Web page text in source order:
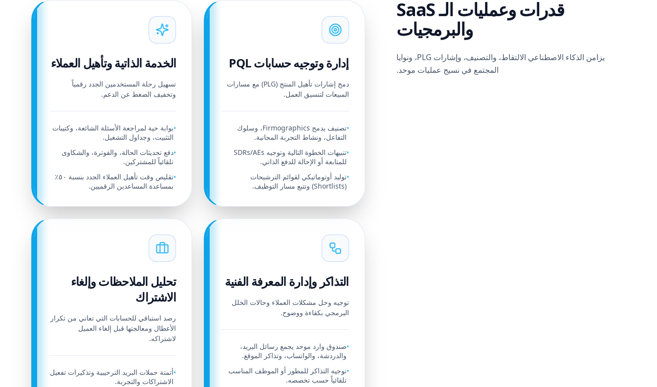
قدرات وعمليات الـ SaaS
والبرمجيات
يزامن الذكاء الاصطناعي الالتقاط، والتصنيف، وإشارات PLG، ونوايا
المجتمع في نسيج عمليات موحد.
إدارة وتوجيه حسابات PQL
دمج إشارات تأهيل المنتج (PLG) مع مسارات
المبيعات لتنسيق العمل.
•
تصنيف يدمج Firmographics، وسلوك
التفاعل، ونشاط التجربة المجانية.
•
تنبيهات الخطوة التالية وتوجيه SDRs/AEs
للمتابعة أو الإحالة للدفع الذاتي.
•توليد أوتوماتيكي لقوائم الترشيحات
(Shortlists) وتتبع مسار التوظيف.
الخدمة الذاتية وتأهيل العملاء
تسهيل رحلة المستخدمين الجدد رقمياً
وتخفيف الضغط عن الدعم.
•بوابة حية لمراجعة الأسئلة الشائعة، وكتيبات
التثبيت، وجداول التشغيل.
•دفع تحديثات الحالة، والفوترة، والشكاوى
تلقائياً للمشتركين.
•
تقليص وقت تأهيل العملاء الجدد بنسبة ٥٠٪
بمساعدة المساعدين الرقميين.
التذاكر وإدارة المعرفة الفنية
توجيه وحل مشكلات العملاء وحالات الخلل
البرمجي بكفاءة ووضوح.
•صندوق وارد موحد يجمع رسائل البريد،
والدردشة، والواتساب، وتذاكر الموقع.
•توجيه التذاكر للمطور أو الموظف المناسب
تلقائياً حسب تخصصه.
تحليل الملاحظات وإلغاء
الاشتراك
رصد استباقي للحسابات التي تعاني من تكرار
الأعطال ومعالجتها قبل إلغاء العميل
لاشتراكه.
•أتمتة حملات البريد الترحيبية وتذكيرات تفعيل
الاشتراكات والتجربة.